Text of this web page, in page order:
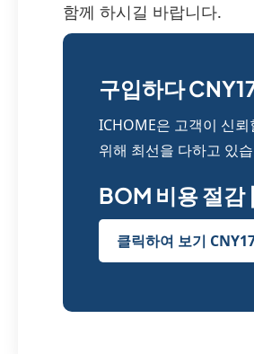
함께 하시길 바랍니다.
구입하다
ICHOME은 고객이 신
위해 최선을 다하고 있
BOM 비용 절감
클릭하여 보기